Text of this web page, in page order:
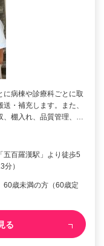
に病棟や診療科ごとに取
・補充します。また、
、棚入れ、品質管理、…
五百羅漢駅」より徒歩5
）
60歳未満の方（60歳定
る